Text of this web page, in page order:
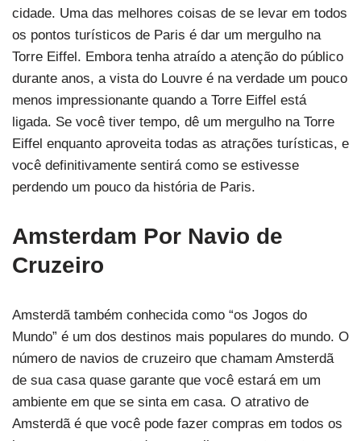
cidade. Uma das melhores coisas de se levar em todos
os pontos turísticos de Paris é dar um mergulho na
Torre Eiffel. Embora tenha atraído a atenção do público
durante anos, a vista do Louvre é na verdade um pouco
menos impressionante quando a Torre Eiffel está
ligada. Se você tiver tempo, dê um mergulho na Torre
Eiffel enquanto aproveita todas as atrações turísticas, e
você definitivamente sentirá como se estivesse
perdendo um pouco da história de Paris.
Amsterdam Por Navio de
Cruzeiro
Amsterdã também conhecida como “os Jogos do
Mundo” é um dos destinos mais populares do mundo. O
número de navios de cruzeiro que chamam Amsterdã
de sua casa quase garante que você estará em um
ambiente em que se sinta em casa. O atrativo de
Amsterdã é que você pode fazer compras em todos os